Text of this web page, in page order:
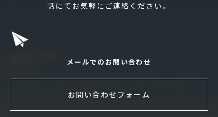
話にてお気軽にご連絡ください。
メールでのお問い合わせ
お問い合わせフォーム